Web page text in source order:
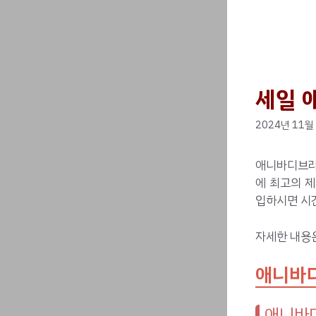
세일
2024년 11
애니바디브
에 최고의
입하시면 시
자세한 내용
애니바